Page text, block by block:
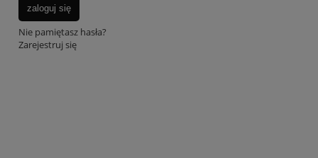
zaloguj się
Nie pamiętasz hasła?
Zarejestruj się